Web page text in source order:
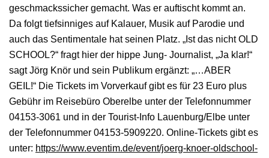
geschmackssicher gemacht. Was er auftischt kommt an.
Da folgt tiefsinniges auf Kalauer, Musik auf Parodie und
auch das Sentimentale hat seinen Platz. „Ist das nicht OLD
SCHOOL?“ fragt hier der hippe Jung-­ Journalist, „Ja klar!“
sagt Jörg Knör und sein Publikum ergänzt: „…ABER
GEIL!“ Die Tickets im Vorverkauf gibt es für 23 Euro plus
Gebühr im Reisebüro Oberelbe unter der Telefonnummer
04153-3061 und in der Tourist-Info Lauenburg/Elbe unter
der Telefonnummer 04153-5909220. Online-Tickets gibt es
unter: https://www.eventim.de/event/joerg-knoer-oldschool-